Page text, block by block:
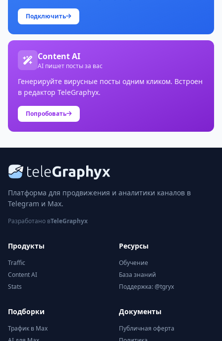
Подключить
Content AI
AI пишет посты за вас
Генерируйте вирусные посты одним кликом. Встроен
в редактор TeleGraphyx.
Попробовать
Платформа для продвижения и аналитики каналов в
Telegram и Max.
Разработано вTeleGraphyx
Продукты
Traffic
Content AI
Stats
Ресурсы
Обучение
База знаний
Поддержка: @tgryx
Подборки
Трафик в Max
Документы
Публичная оферта